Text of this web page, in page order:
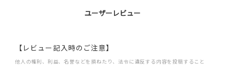
ユーザーレビュー
【レビュー記入時のご注意】
他人の権利、利益、名誉などを損ねたり、法令に違反する内容を投稿すること